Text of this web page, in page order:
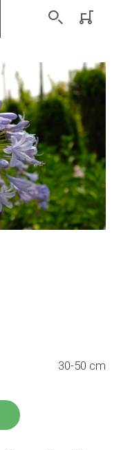
30-50 cm